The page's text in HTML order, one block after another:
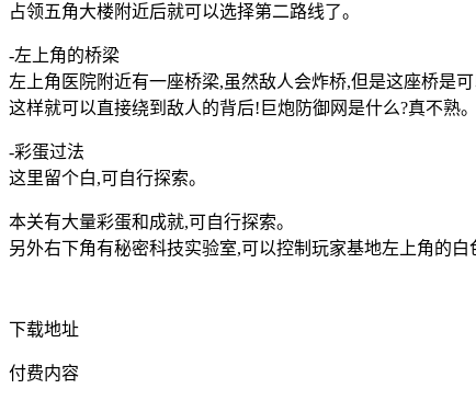
占领五角大楼附近后就可以选择第二路线了。
-左上角的桥梁
左上角医院附近有一座桥梁,虽然敌人会炸桥,但是这座桥是
这样就可以直接绕到敌人的背后!巨炮防御网是什么?真不熟。
-彩蛋过法
这里留个白,可自行探索。
本关有大量彩蛋和成就,可自行探索。
另外右下角有秘密科技实验室,可以控制玩家基地左上角的
下载地址
付费内容